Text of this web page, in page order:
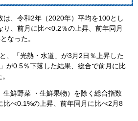
は、令和2年（2020年）平均を100とし
り、前月に比べ0.2％の上昇、前年同月
なった。
、「光熱・水道」が3月2日％上昇した
が0.5％下落した結果、総合で前月に比
生鮮野菜 ・生鮮果物）を除く総合指数
比べ0.1%の上昇、前年同月に比べ2月8